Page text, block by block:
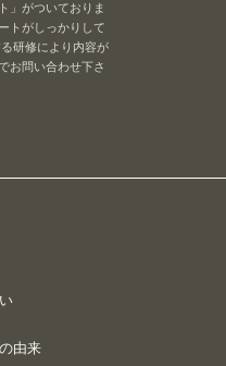
」がついておりま
トがしっかりして
研修により内容が
お問い合わせ下さ
由来